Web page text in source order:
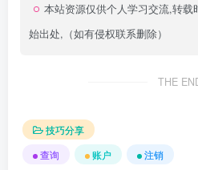
本站资源仅供个人学习交流,转
始出处,（如有侵权联系删除）
THE
技巧分享
查询
账户 注销